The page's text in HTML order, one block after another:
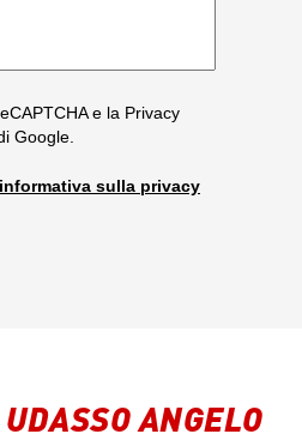
e la Privacy
Google.
informativa sulla privacy
ANGELO